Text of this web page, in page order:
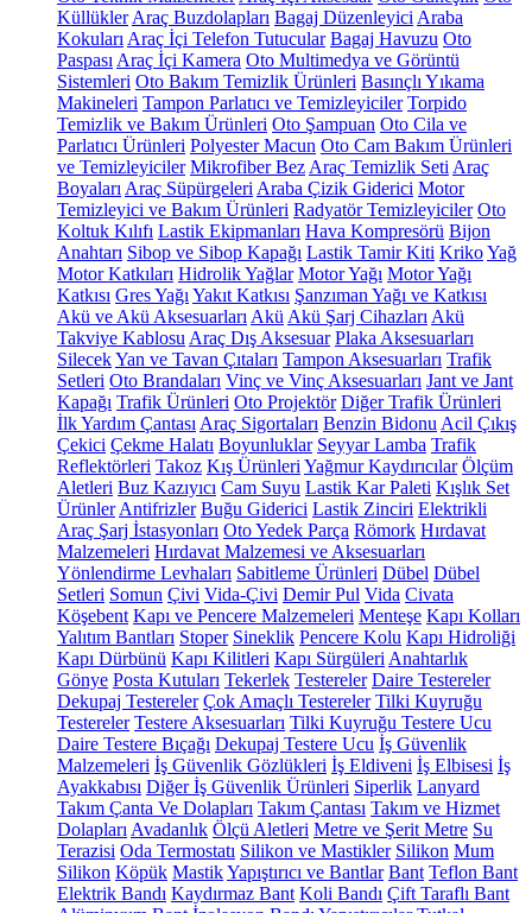
Küllükler Araç Buzdolapları Bagaj Düzenleyici Araba
Kokuları Araç İçi Telefon Tutucular Bagaj Havuzu Oto
Paspası Araç İçi Kamera Oto Multimedya ve Görüntü
Sistemleri Oto Bakım Temizlik Ürünleri Basınçlı Yıkama
Makineleri Tampon Parlatıcı ve Temizleyiciler Torpido
Temizlik ve Bakım Ürünleri Oto Şampuan Oto Cila ve
Parlatıcı Ürünleri Polyester Macun Oto Cam Bakım Ürünleri
ve Temizleyiciler Mikrofiber Bez Araç Temizlik Seti Araç
Boyaları Araç Süpürgeleri Araba Çizik Giderici Motor
Temizleyici ve Bakım Ürünleri Radyatör Temizleyiciler Oto
Koltuk Kılıfı Lastik Ekipmanları Hava Kompresörü Bijon
Anahtarı Sibop ve Sibop Kapağı Lastik Tamir Kiti KrikoYağ
Motor Katkıları Hidrolik Yağlar Motor Yağı Motor Yağı
Katkısı Gres Yağı Yakıt Katkısı Şanzıman Yağı ve Katkısı
Akü ve Akü Aksesuarları Akü Akü Şarj Cihazları Akü
Takviye Kablosu Araç Dış Aksesuar Plaka Aksesuarları
SilecekYan ve Tavan Çıtaları Tampon Aksesuarları Trafik
Setleri Oto Brandaları Vinç ve Vinç Aksesuarları Jant ve Jant
Kapağı Trafik Ürünleri Oto Projektör Diğer Trafik Ürünleri
İlk Yardım Çantası Araç Sigortaları Benzin Bidonu Acil Çıkış
Çekici Çekme Halatı Boyunluklar Seyyar Lamba Trafik
Reflektörleri Takoz Kış Ürünleri Yağmur Kaydırıcılar Ölçüm
Aletleri Buz Kazıyıcı Cam Suyu Lastik Kar Paleti Kışlık Set
Ürünler Antifrizler Buğu Giderici Lastik Zinciri Elektrikli
Araç Şarj İstasyonları Oto Yedek Parça Römork Hırdavat
Malzemeleri Hırdavat Malzemesi ve Aksesuarları
Yönlendirme Levhaları Sabitleme Ürünleri Dübel Dübel
Setleri Somun Çivi Vida-Çivi Demir Pul Vida Civata
Köşebent Kapı ve Pencere Malzemeleri Menteşe Kapı Kolları
Yalıtım Bantları Stoper Sineklik Pencere Kolu Kapı Hidroliği
Kapı Dürbünü Kapı Kilitleri Kapı Sürgüleri Anahtarlık
Gönye Posta Kutuları Tekerlek Testereler Daire Testereler
Dekupaj Testereler Çok Amaçlı Testereler Tilki Kuyruğu
Testereler Testere Aksesuarları Tilki Kuyruğu Testere Ucu
Daire Testere Bıçağı Dekupaj Testere Ucu İş Güvenlik
Malzemeleri İş Güvenlik Gözlükleri İş Eldiveni İş Elbisesi İş
Ayakkabısı Diğer İş Güvenlik Ürünleri Siperlik Lanyard
Takım Çanta Ve Dolapları Takım Çantası Takım ve Hizmet
Dolapları Avadanlık Ölçü Aletleri Metre ve Şerit Metre Su
Terazisi Oda Termostatı Silikon ve Mastikler Silikon Mum
Silikon Köpük MastikYapıştırıcı ve Bantlar Bant Teflon Bant
Elektrik Bandı Kaydırmaz Bant Koli Bandı Çift Taraflı Bant